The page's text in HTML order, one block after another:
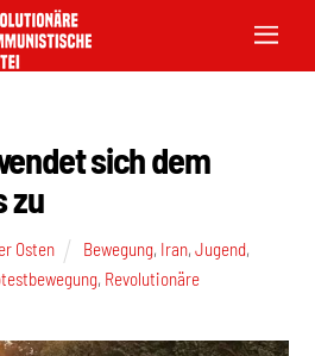
sich dem
zu
Osten Bewegung, Iran,Jugend,
, Revolutionäre